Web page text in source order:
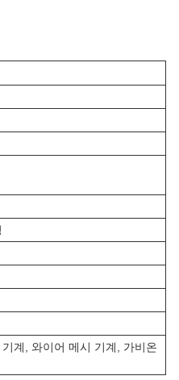
계, 와이어 메시 기계, 가비온